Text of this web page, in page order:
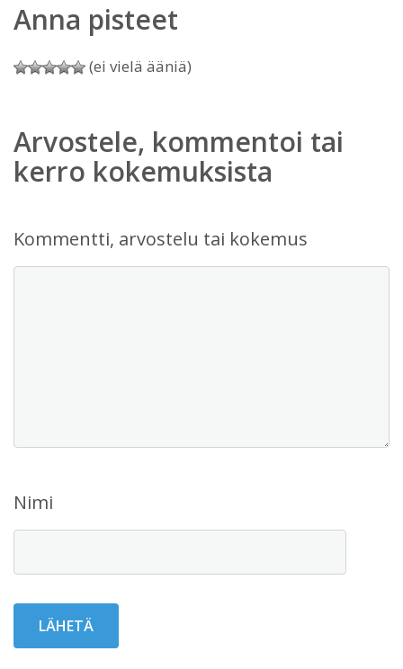
Anna pisteet
(ei vielä ääniä)
Arvostele, kommentoi tai
kerro kokemuksista
Kommentti, arvostelu tai kokemus
Nimi